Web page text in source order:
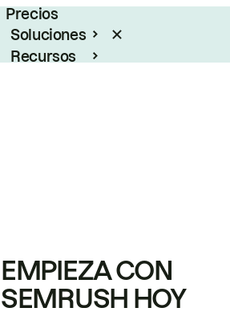
Precios
Soluciones
Recursos
EMPIEZA CON
SEMRUSH HOY